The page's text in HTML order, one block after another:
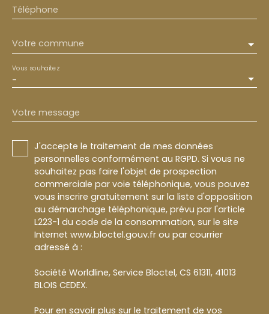
Téléphone
Votre commune
-
Vous souhaitez
Votre message
J'accepte le traitement de mes données
personnelles conformément au RGPD. Si vous ne
souhaitez pas faire l'objet de prospection
commerciale par voie téléphonique, vous pouvez
vous inscrire gratuitement sur la liste d'opposition
au démarchage téléphonique, prévu par l'article
L223-1 du code de la consommation, sur le site
Internet www.bloctel.gouv.fr ou par courrier
adressé à :
Société Worldline, Service Bloctel, CS 61311, 41013
BLOIS CEDEX.
Pour en savoir plus sur le traitement de vos